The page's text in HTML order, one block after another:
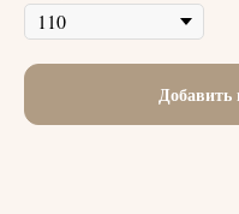
Добавить